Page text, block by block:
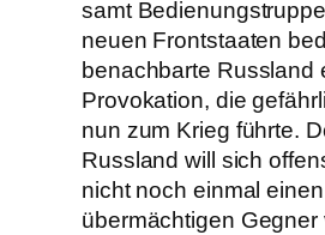
samt
neuen Frontstaaten
benachbarte Russland
Provokation, die
nun zum Krieg führte.
Russland will sich
nicht noch einmal einen
übermächtigen Gegner